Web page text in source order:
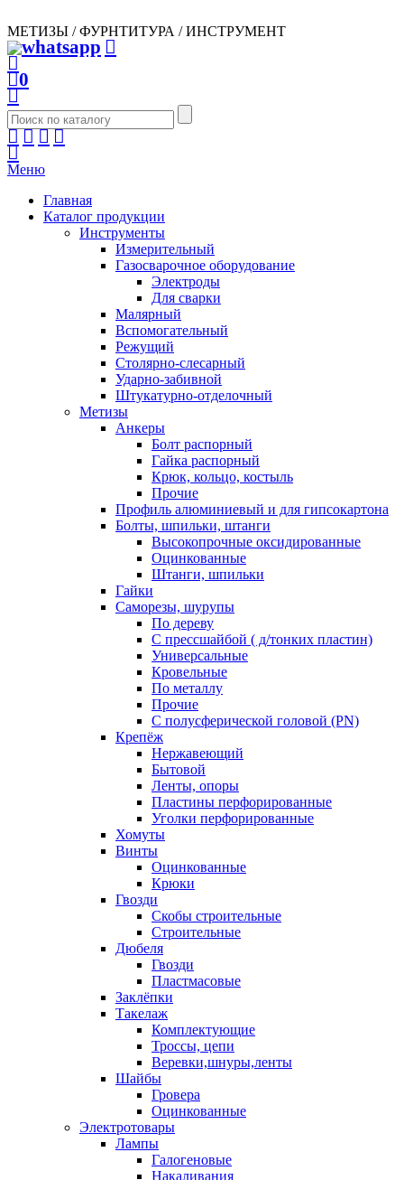
МЕТИЗЫ / ФУРНТИТУРА / ИНСТРУМЕНТ
0
Меню
Главная
Каталог продукции
Инструменты
Измерительный
Газосварочное оборудование
Электроды
Для сварки
Малярный
Вспомогательный
Режущий
Столярно-слесарный
Ударно-забивной
Штукатурно-отделочный
Метизы
Анкеры
Болт распорный
Гайка распорный
Крюк, кольцо, костыль
Прочие
Профиль алюминиевый и для гипсокартона
Болты, шпильки, штанги
Высокопрочные оксидированные
Оцинкованные
Штанги, шпильки
Гайки
Саморезы, шурупы
По дереву
С прессшайбой ( д/тонких пластин)
Универсальные
Кровельные
По металлу
Прочие
С полусферической головой (PN)
Крепёж
Нержавеющий
Бытовой
Ленты, опоры
Пластины перфорированные
Уголки перфорированные
Хомуты
Винты
Оцинкованные
Крюки
Гвозди
Скобы строительные
Строительные
Дюбеля
Гвозди
Пластмасовые
Заклёпки
Такелаж
Комплектующие
Троссы, цепи
Веревки,шнуры,ленты
Шайбы
Гровера
Оцинкованные
Электротовары
Лампы
Галогеновые
Накаливания